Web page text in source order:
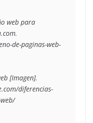
web para
de-paginas-web-
[Imagen].
diferencias-